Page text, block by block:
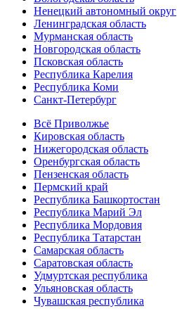
Ненецкий автономный округ
Ленинградская область
Мурманская область
Новгородская область
Псковская область
Республика Карелия
Республика Коми
Санкт-Петербург
Всё Приволжье
Кировская область
Нижегородская область
Оренбургская область
Пензенская область
Пермский край
Республика Башкортостан
Республика Марий Эл
Республика Мордовия
Республика Татарстан
Самарская область
Саратовская область
Удмуртская республика
Ульяновская область
Чувашская республика